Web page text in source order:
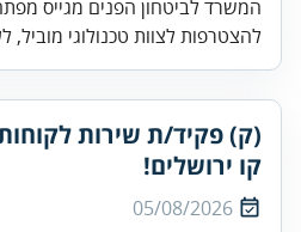
להצטרפות לצוות טכנולוגי מוביל,
(ק) פקיד/ת שירות
קו ירושלים!
05/08/2026